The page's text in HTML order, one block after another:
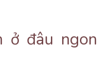
ở đâu ngon